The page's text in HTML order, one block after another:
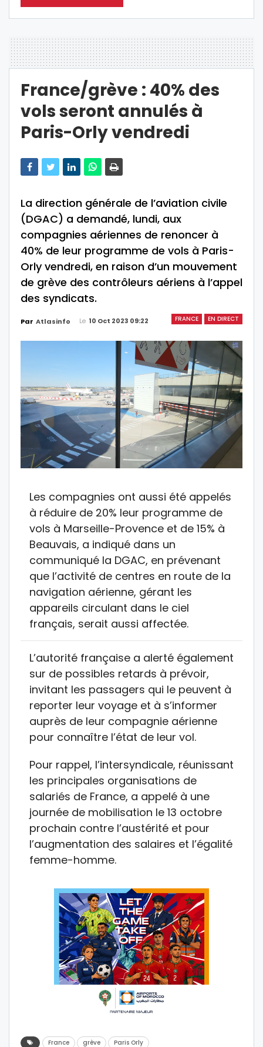
France/grève : 40% des
vols seront annulés à
Paris-Orly vendredi
La direction générale de l’aviation civile
(DGAC) a demandé, lundi, aux
compagnies aériennes de renoncer à
40% de leur programme de vols à Paris-
Orly vendredi, en raison d’un mouvement
de grève des contrôleurs aériens à l’appel
des syndicats.
FRANCE EN DIRECT
Par Atlasinfo Le 10 Oct 2023 09:22
Les compagnies ont aussi été appelés
à réduire de 20% leur programme de
vols à Marseille-Provence et de 15% à
Beauvais, a indiqué dans un
communiqué la DGAC, en prévenant
que l’activité de centres en route de la
navigation aérienne, gérant les
appareils circulant dans le ciel
français, serait aussi affectée.
L’autorité française a alerté également
sur de possibles retards à prévoir,
invitant les passagers qui le peuvent à
reporter leur voyage et à s’informer
auprès de leur compagnie aérienne
pour connaître l’état de leur vol.
Pour rappel, l’intersyndicale, réunissant
les principales organisations de
salariés de France, a appelé à une
journée de mobilisation le 13 octobre
prochain contre l’austérité et pour
l’augmentation des salaires et l’égalité
femme-homme.
France grève Paris Orly